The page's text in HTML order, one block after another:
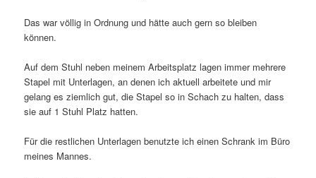
Das war völlig in Ordnung und hätte auch gern so bleiben
können.
Auf dem Stuhl neben meinem Arbeitsplatz lagen immer mehrere
Stapel mit Unterlagen, an denen ich aktuell arbeitete und mir
gelang es ziemlich gut, die Stapel so in Schach zu halten, dass
sie auf 1 Stuhl Platz hatten.
Für die restlichen Unterlagen benutzte ich einen Schrank im Büro
meines Mannes.